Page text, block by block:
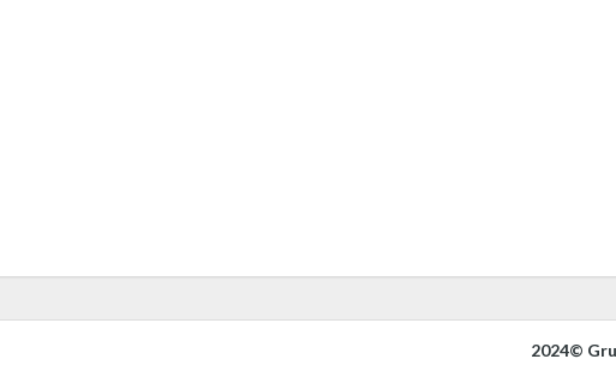
2024©